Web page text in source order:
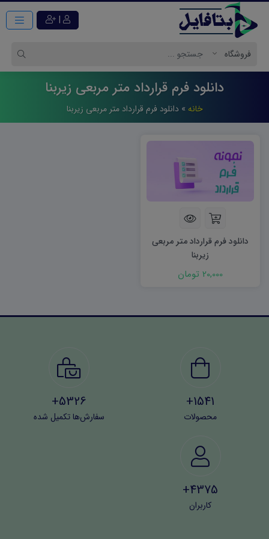
|
دانلود فرم قرارداد متر مربعی زیربنا
خانه »دانلود فرم قرارداد متر مربعی زیربنا
دانلود فرم قرارداد متر مربعی
زیربنا
20,000 تومان
1541+
محصولات
5326+
سفارش‌ها تکمیل شده
4375+
کاربران